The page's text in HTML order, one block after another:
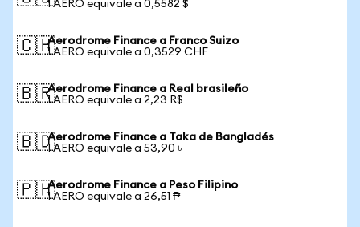
1 AERO equivale a 0,5582 $
🇨🇭Aerodrome Finance a Franco Suizo
1 AERO equivale a 0,3529 CHF
🇧🇷Aerodrome Finance a Real brasileño
1 AERO equivale a 2,23 R$
🇧🇩Aerodrome Finance a Taka de Bangladés
1 AERO equivale a 53,90 ৳
🇵🇭Aerodrome Finance a Peso Filipino
1 AERO equivale a 26,51 ₱